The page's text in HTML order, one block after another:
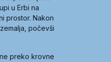
u Erbi na
prostor. Nakon
počevši
preko krovne